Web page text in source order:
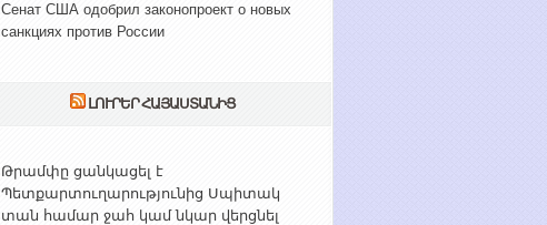
Сенат США одобрил законопроект о новых
санкциях против России
ԼՈՒՐԵՐ ՀԱՅԱՍՏԱՆԻՑ
Թրամփը ցանկացել է
Պետքարտուղարությունից Սպիտակ
տան համար ջահ կամ նկար վերցնել